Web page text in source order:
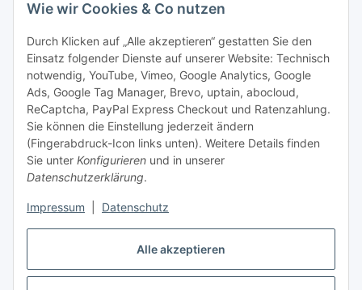
Alle akzeptieren
Wie wir Cookies & Co nutzen
Durch Klicken auf „Alle akzeptieren“ gestatten Sie den
Einsatz folgender Dienste auf unserer Website: Technisch
notwendig, YouTube, Vimeo, Google Analytics, Google
Ads, Google Tag Manager, Brevo, uptain, abocloud,
ReCaptcha, PayPal Express Checkout und Ratenzahlung.
Sie können die Einstellung jederzeit ändern
(Fingerabdruck-Icon links unten). Weitere Details finden
Sie unter Konfigurieren und in unserer
Datenschutzerklärung.
Impressum Datenschutz
Datenschutzerklärungregelmäßig und jederzeit widerruflich
Abonnieren
Newsletter Abonnieren
Gesetzliche Informationen
Informationen
Vertrag widerrufen